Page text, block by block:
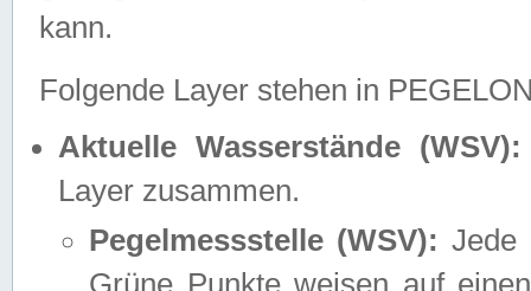
kann.
Folgende Layer stehen in
Aktuelle Wasserstände (WSV):
Layer zusammen.
Pegelmessstelle (WSV): Jede
Grüne Punkte weisen auf